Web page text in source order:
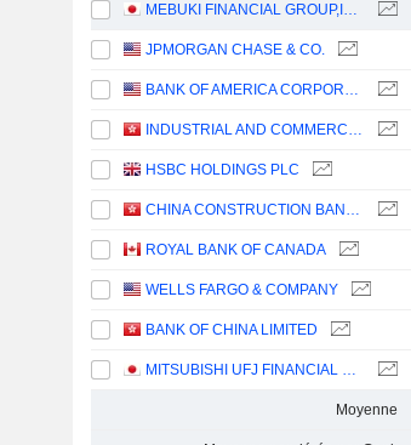
MEBUKI FINANCIAL GROUP,INC.
JPMORGAN CHASE & CO.
BANK OF AMERICA CORPORATION
INDUSTRIAL AND COMMERCIAL BANK OF CHINA LIMITED
HSBC HOLDINGS PLC
CHINA CONSTRUCTION BANK CORPORATION
ROYAL BANK OF CANADA
WELLS FARGO & COMPANY
BANK OF CHINA LIMITED
MITSUBISHI UFJ FINANCIAL GROUP, INC.
Moyenne